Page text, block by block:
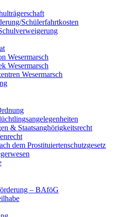
Schülerfahrtkosten
Wesermarsch
Wesermarsch
Wesermarsch
& Staatsanghörigkeitsrecht
dem Prostituiertenschutzgesetz
– BAföG